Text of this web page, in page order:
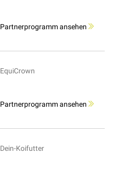
Partnerprogramm ansehen
EquiCrown
Partnerprogramm ansehen
Dein-Koifutter